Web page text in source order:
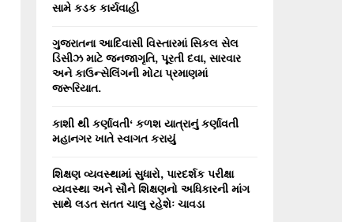
સામે કડક કાર્યવાહી
ગુજરાતના આદિવાસી વિસ્તારમાં સિકલ સેલ
ડિસીઝ માટે જનજાગૃતિ, પૂરતી દવા, સારવાર
અને કાઉન્સેલિંગની મોટા પ્રમાણમાં
જરૂરિયાત.
કાશી થી કર્ણાવતી‘ કળશ યાત્રાનું કર્ણાવતી
મહાનગર ખાતે સ્વાગત કરાયું
શિક્ષણ વ્યવસ્થામાં સુધારો, પારદર્શક પરીક્ષા
વ્યવસ્થા અને સૌને શિક્ષણનો અધિકારની માંગ
સાથે લડત સતત ચાલુ રહેશેઃ ચાવડા